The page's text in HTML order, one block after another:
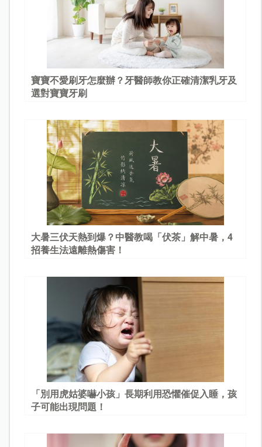
寶寶不愛刷牙怎麼辦？牙醫師教你正確清潔乳牙及
選對寶寶牙刷
大暑三伏天熱到爆？中醫教喝「伏茶」解中暑，4
招養生法遠離熱傷害！
「別用虎姑婆嚇小孩」長期利用恐懼催促入睡，孩
子可能出現問題！